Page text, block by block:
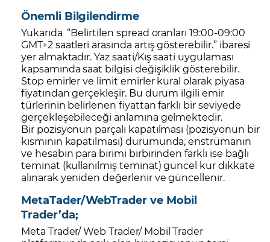
Önemli Bilgilendirme
Yukarıda “Belirtilen spread oranları 19:00-09:00
GMT+2 saatleri arasında artış gösterebilir.” ibaresi
yer almaktadır. Yaz saati/Kış saati uygulaması
kapsamında saat bilgisi değişiklik gösterebilir.
Stop emirler ve limit emirler kural olarak piyasa
fiyatından gerçekleşir. Bu durum ilgili emir
türlerinin belirlenen fiyattan farklı bir seviyede
gerçekleşebileceği anlamına gelmektedir.
Bir pozisyonun parçalı kapatılması (pozisyonun bir
kısmının kapatılması) durumunda, enstrümanın
ve hesabın para birimi birbirinden farklı ise bağlı
teminat (kullanılmış teminat) güncel kur dikkate
alınarak yeniden değerlenir ve güncellenir.
MetaTader/WebTrader ve Mobil
Trader’da;
Meta Trader/ Web Trader/ Mobil Trader